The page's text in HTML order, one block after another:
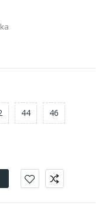
44 46